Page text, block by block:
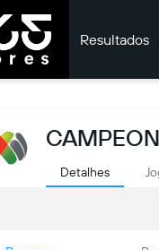
Resultados
Detalhes